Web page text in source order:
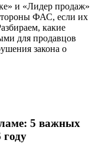
и «Лидер продаж»
ФАС, если их
какие
для продавцов
закона о
5 важных
году